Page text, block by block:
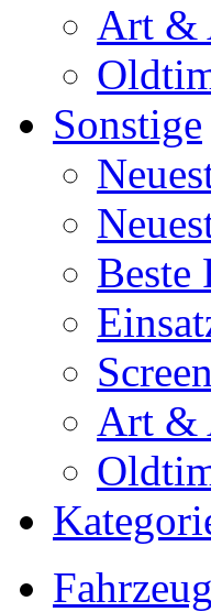
Art &
Sonstige
Beste
Art &